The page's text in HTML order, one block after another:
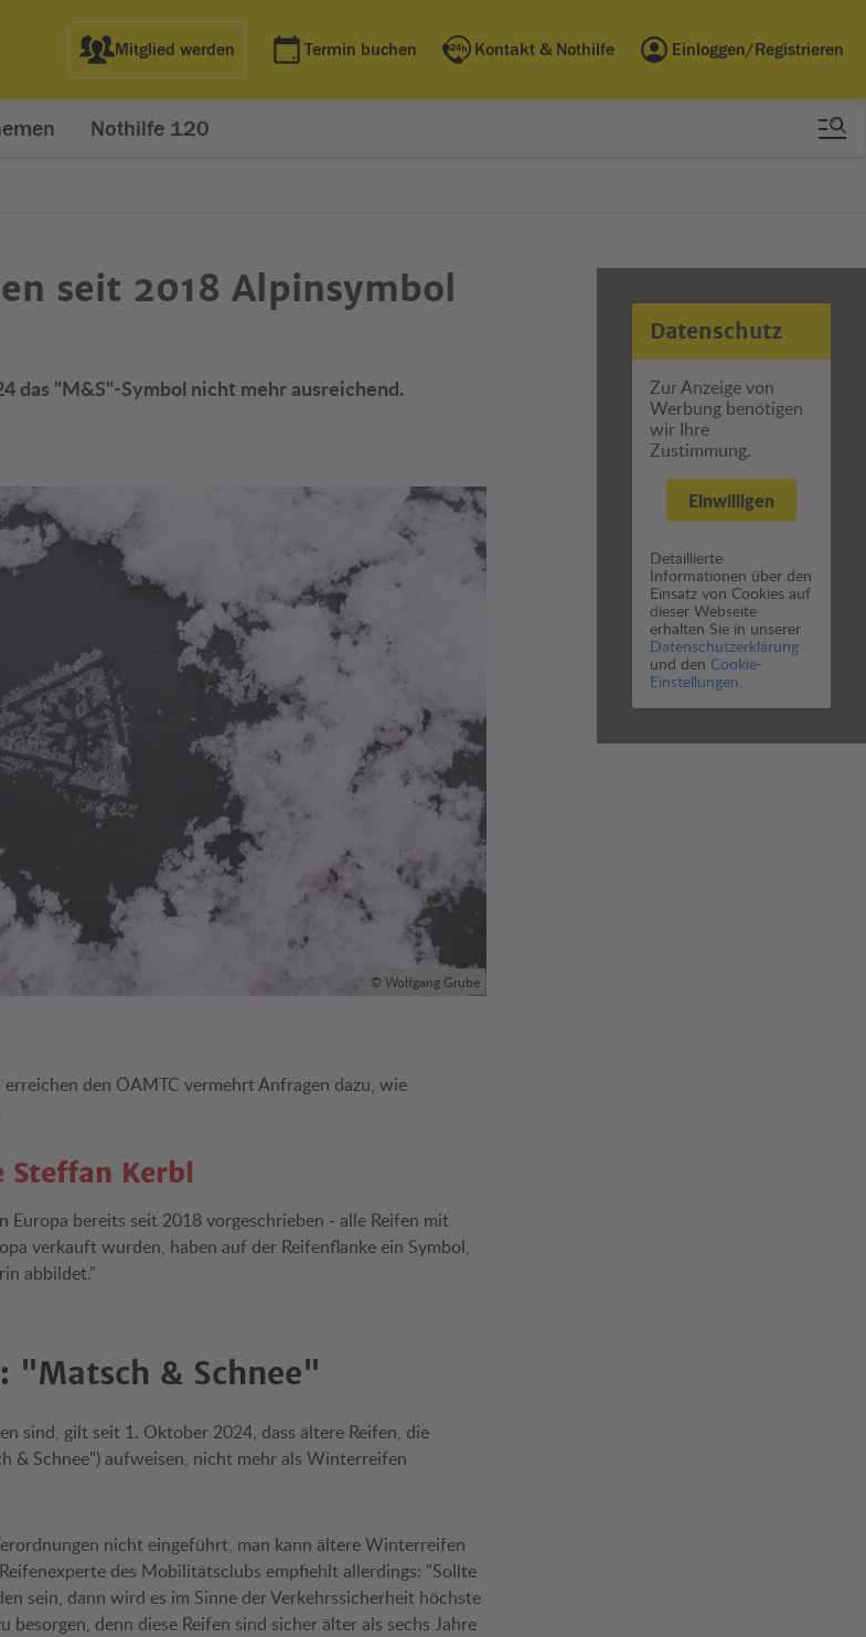
Mitglied werden Termin buchen Kontakt & Nothilfe Einloggen/Registrieren
Nothilfe 120
Datenschutz
Zur Anzeige von
Werbung benötigen
wir Ihre
Zustimmung.
Einwilligen
Detaillierte
Informationen über den
Einsatz von Cookies auf
dieser Webseite
erhalten Sie in unserer
Datenschutzerklärung
und den Cookie-
Einstellungen.
seit 2018 Alpinsymbol
das "M&S"-Symbol nicht mehr ausreichend.
© Wolfgang Grube
den ÖAMTC vermehrt Anfragen dazu, wie
Steffan Kerbl
bereits seit 2018 vorgeschrieben - alle Reifen mit
verkauft wurden, haben auf der Reifenflanke ein Symbol,
abbildet."
"Matsch & Schnee"
sind, gilt seit 1. Oktober 2024, dass ältere Reifen, die
& Schnee") aufweisen, nicht mehr als Winterreifen
nicht eingeführt, man kann ältere Winterreifen
des Mobilitätsclubs empfiehlt allerdings: "Sollte
sein, dann wird es im Sinne der Verkehrssicherheit höchste
denn diese Reifen sind sicher älter als sechs Jahre